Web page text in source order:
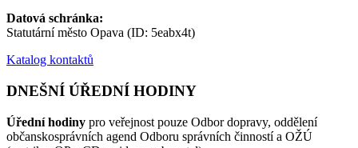
Datová schránka:
Statutární město Opava (ID: 5eabx4t)
Katalog kontaktů
DNEŠNÍ ÚŘEDNÍ HODINY
Úřední hodiny pro veřejnost pouze Odbor dopravy, oddělení
občanskosprávních agend Odboru správních činností a OŽÚ